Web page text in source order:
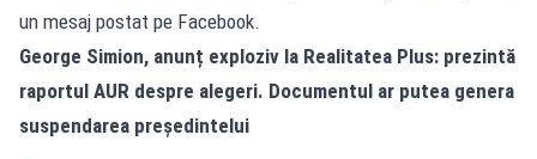
un mesaj postat pe Facebook.
George Simion, anunț exploziv la Realitatea Plus: prezintă
raportul AUR despre alegeri. Documentul ar putea genera
suspendarea președintelui